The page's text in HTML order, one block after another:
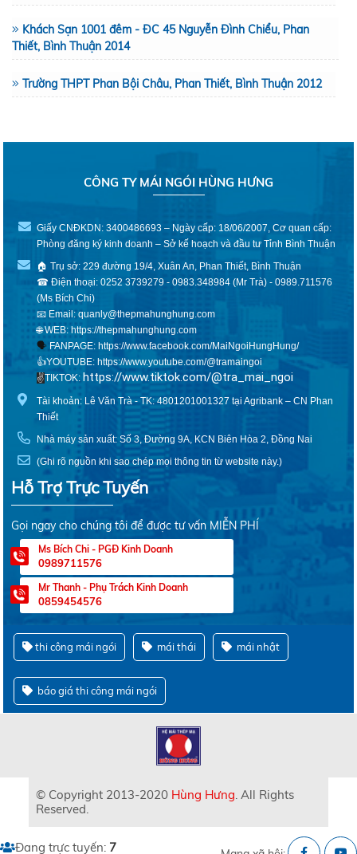
Khách Sạn 1001 đêm - ĐC 45 Nguyễn Đình Chiểu, Phan
Thiết, Bình Thuận 2014
Trường THPT Phan Bội Châu, Phan Thiết, Bình Thuận 2012
CÔNG TY MÁI NGÓI HÙNG HƯNG
Giấy CNĐKDN: 3400486693 – Ngày cấp: 18/06/2007, Cơ quan cấp:
Phòng đăng ký kinh doanh – Sở kế hoạch và đầu tư Tỉnh Bình Thuận
🏠 Trụ sở: 229 đường 19/4, Xuân An, Phan Thiết, Bình Thuận
☎ Điện thoại: 0252 3739279 - 0983.348984 (Mr Trà) - 0989.711576
(Ms Bích Chi)
📧 Email: quanly@thepmahunghung.com
🌐 WEB:https://thepmahunghung.com
🗣 FANPAGE: https://www.facebook.com/MaiNgoiHungHung/
👍YOUTUBE: https://www.youtube.com/@tramaingoi
✌️TIKTOK: https://www.tiktok.com/@tra_mai_ngoi
Tài khoản: Lê Văn Trà - TK: 4801201001327 tại Agribank – CN Phan
Thiết
Nhà máy sản xuất: Số 3, Đường 9A, KCN Biên Hòa 2, Đồng Nai
(Ghi rõ nguồn khi sao chép mọi thông tin từ website này.)
Hỗ Trợ Trực Tuyến
Gọi ngay cho chúng tôi để được tư vấn MIỄN PHÍ
Ms Bích Chi - PGĐ Kinh Doanh
0989711576
Mr Thanh - Phụ Trách Kinh Doanh
0859454576
thi công mái ngói mái thái mái nhật
báo giá thi công mái ngói
© Copyright 2013-2020 Hùng Hưng. All Rights
Reserved.
Đang trực tuyến: 7